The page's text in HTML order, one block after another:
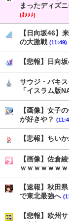
まったディズ
(ｵﾇﾇﾒ)
【日向坂46】
の大激戦 (11:49)
【悲報】日向
サウジ・パキ
「イスラム版
【画像】女子
が好きや？
【悲報】ちい
【画像】佐倉
ｗｗｗｗｗｗｗ
【速報】秋田
で東北最強へ
【悲報】欧州